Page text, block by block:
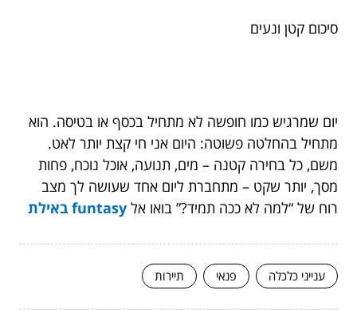
סיכום קטן ונעים
יום שמרגיש כמו חופשה לא מתחיל בכסף או בטיסה. הוא
מתחיל בהחלטה פשוטה: היום אני חי קצת יותר לאט.
משם, כל בחירה קטנה – מים, תנועה, אוכל נוכח, פחות
מסך, יותר שקט – מתחברת ליום אחד שעושה לך מצב
רוח של “למה לא ככה תמיד?” בואו אל funtasy באילת
ענייני כלכלה פנאי תיירות